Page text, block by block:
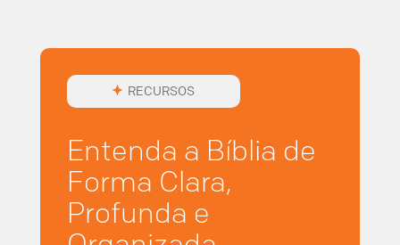
RECURSOS
Entenda a Bíblia de
Forma Clara,
Profunda e